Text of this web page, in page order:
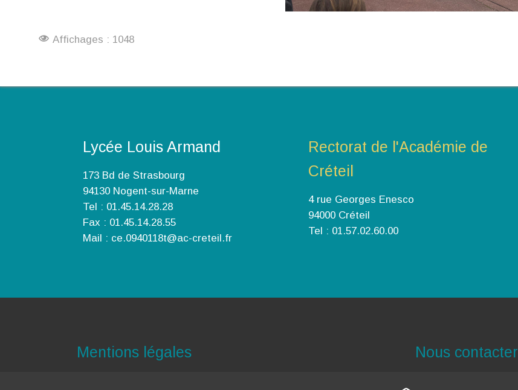
Affichages : 1048
Lycée Louis Armand
173 Bd de Strasbourg
94130 Nogent-sur-Marne
Tel : 01.45.14.28.28
Fax : 01.45.14.28.55
Mail : ce.0940118t@ac-creteil.fr
Rectorat de l'Académie de
Créteil
4 rue Georges Enesco
94000 Créteil
Tel : 01.57.02.60.00
Mentions légales Nous contacter